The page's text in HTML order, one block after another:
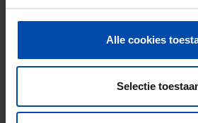
Alle cookies
Selectie
€ 1.495
Gevonden op:Gnagnagna.nl
4 kamers